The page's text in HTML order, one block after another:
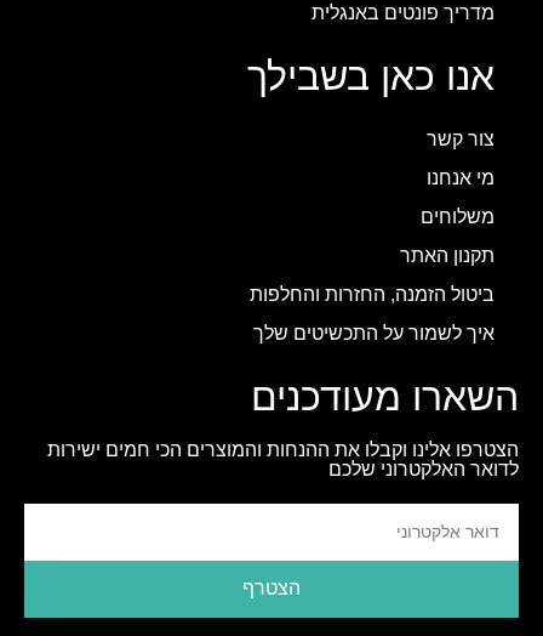
מדריך פונטים באנגלית
אנו כאן בשבילך
צור קשר
מי אנחנו
משלוחים
תקנון האתר
ביטול הזמנה, החזרות והחלפות
איך לשמור על התכשיטים שלך
השארו מעודכנים
הצטרפו אלינו וקבלו את ההנחות והמוצרים הכי חמים ישירות
לדואר האלקטרוני שלכם
הצטרף